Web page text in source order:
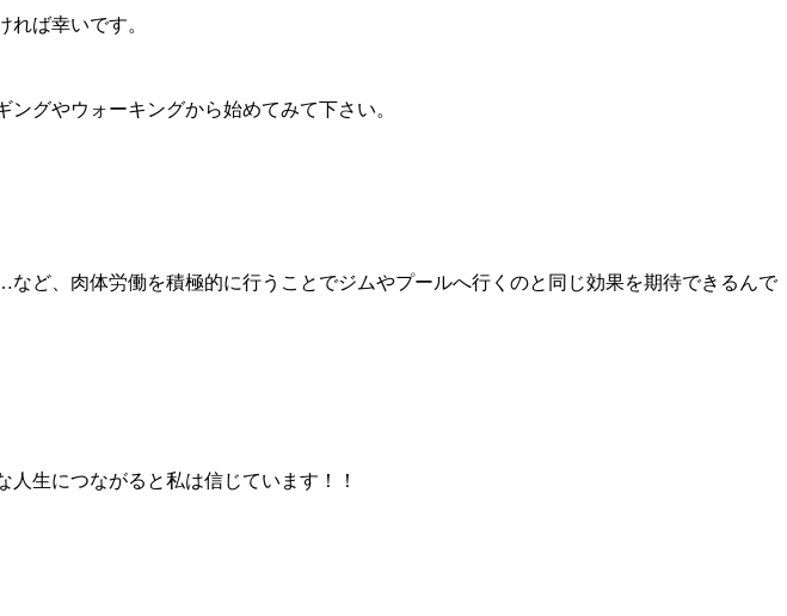
ば幸いです。
ングやウォーキングから始めてみて下さい。
ど、肉体労働を積極的に行うことでジムやプールへ行くのと同じ効果を期待できるんで
生につながると私は信じています！！